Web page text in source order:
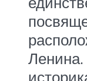
Ленина.